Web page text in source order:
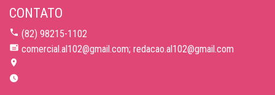
CONTATO
(82) 98215-1102
comercial.al102@gmail.com; redacao.al102@gmail.com